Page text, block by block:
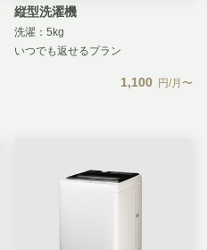
縦型洗濯機
洗濯：5kg
いつでも返せるプラン
1,100 円/月〜